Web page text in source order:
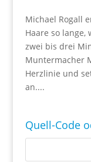
Michael Rogall
Haare so lange,
zwei bis drei
Muntermacher
Herzlinie und
an....
Quell-Code